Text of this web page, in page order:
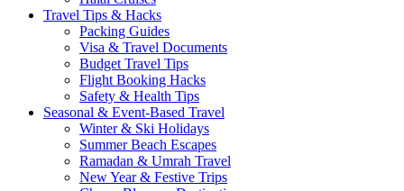
Travel Tips & Hacks
Packing Guides
Visa & Travel Documents
Budget Travel Tips
Flight Booking Hacks
Safety & Health Tips
Seasonal & Event-Based Travel
Winter & Ski Holidays
Summer Beach Escapes
Ramadan & Umrah Travel
New Year & Festive Trips